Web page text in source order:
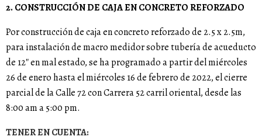
2. CONSTRUCCIÓN DE CAJA EN CONCRETO REFORZADO
Por construcción de caja en concreto reforzado de 2.5 x 2.5m,
para instalación de macro medidor sobre tubería de acueducto
de 12″ en mal estado, se ha programado a partir del miércoles
26 de enero hasta el miércoles 16 de febrero de 2022, el cierre
parcial de la Calle 72 con Carrera 52 carril oriental, desde las
8:00 am a 5:00 pm.
TENER EN CUENTA: